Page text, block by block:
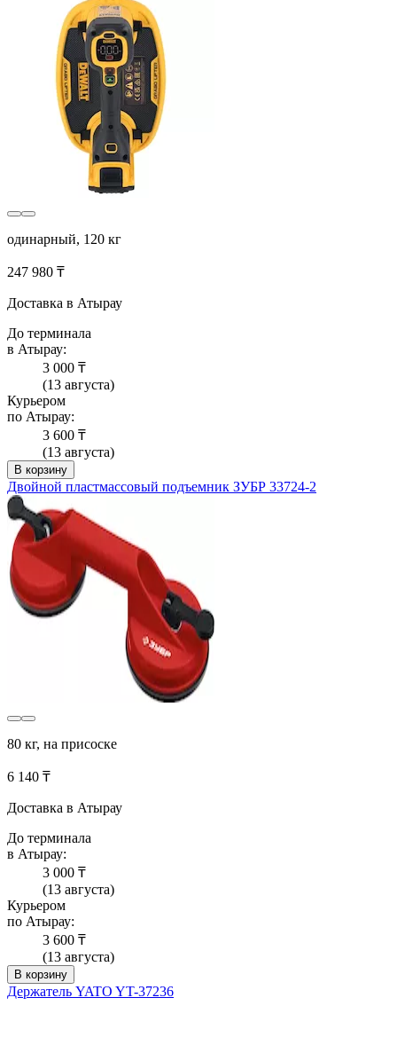
одинарный, 120 кг
247 980 ₸
Доставка в Атырау
До терминала
в Атырау:
3 000 ₸
(13 августа)
Курьером
по Атырау:
3 600 ₸
(13 августа)
В корзину
Двойной пластмассовый подъемник ЗУБР 33724-2
80 кг, на присоске
6 140 ₸
Доставка в Атырау
До терминала
в Атырау:
3 000 ₸
(13 августа)
Курьером
по Атырау:
3 600 ₸
(13 августа)
В корзину
Держатель YATO YT-37236